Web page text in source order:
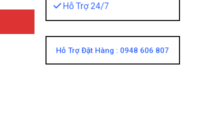
Hỗ Trợ 24/7
Hỗ Trợ Đặt Hàng : 0948 606 807